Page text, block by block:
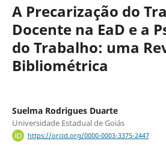
A Precarização do
Docente na EaD e a
do Trabalho: uma
Bibliométrica
Suelma Rodrigues Duarte
Universidade Estadual de Goiás
https://orcid.org/0000-0003-3375-2447